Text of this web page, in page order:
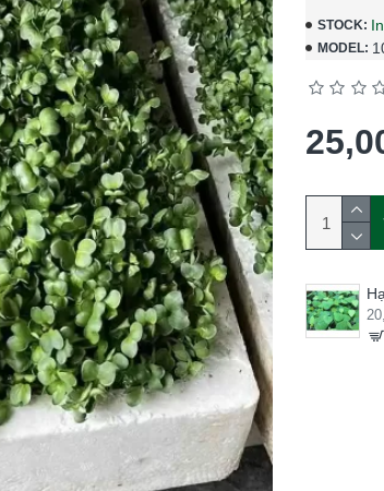
STOCK:
MODEL: